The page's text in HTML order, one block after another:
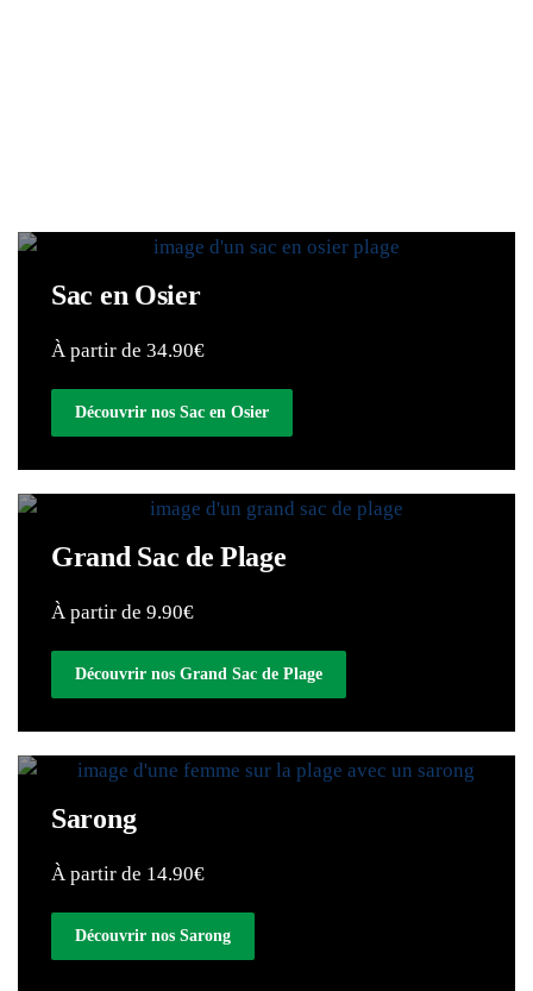
Sac en Osier
À partir de 34.90€
Découvrir nos Sac en Osier
Grand Sac de Plage
À partir de 9.90€
Découvrir nos Grand Sac de Plage
Sarong
À partir de 14.90€
Découvrir nos Sarong